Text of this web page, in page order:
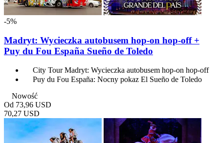
-5%
Madryt: Wycieczka autobusem hop-on hop-off +
Puy du Fou España Sueño de Toledo
City Tour Madryt: Wycieczka autobusem hop-on hop-off
Puy du Fou España: Nocny pokaz El Sueño de Toledo
Nowość
Od 73,96 USD
70,27 USD